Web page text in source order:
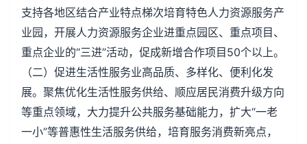
支持各地区结合产业特点梯次培育特色人力资源服务产
业园，开展人力资源服务企业进重点园区、重点项目、
重点企业的“三进”活动，促成新增合作项目50个以上。
（二）促进生活性服务业高品质、多样化、便利化发
展。聚焦优化生活性服务供给、顺应居民消费升级方向
等重点领域，大力提升公共服务基础能力，扩大“一老
一小”等普惠性生活服务供给，培育服务消费新亮点，